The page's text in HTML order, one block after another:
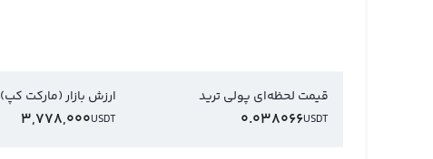
قیمت لحظه‌ای پولی ترید
USDT
0.038066
ارزش بازار (مارکت کپ)
USDT
3,778,000